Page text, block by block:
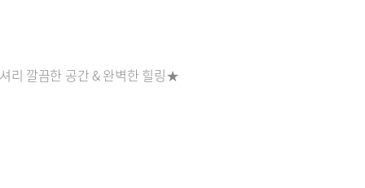
리 깔끔한 공간 & 완벽한 힐링★